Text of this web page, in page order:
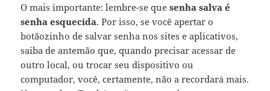
O mais importante: lembre-se quesenha salva é
senha esquecida. Por isso, se você apertar o
botãozinho de salvar senha nos sites e aplicativos,
saiba de antemão que, quando precisar acessar de
outro local, ou trocar seu dispositivo ou
computador, você, certamente, não a recordará mais.